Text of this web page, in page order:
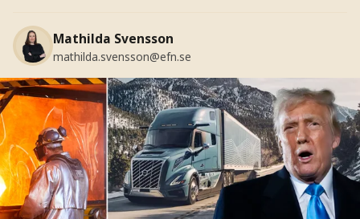
Mathilda Svensson
mathilda.svensson@efn.se